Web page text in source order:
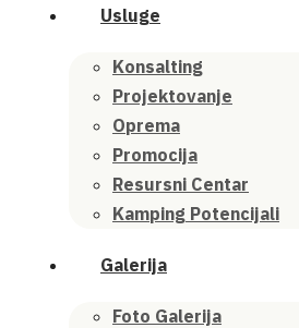
Usluge
Konsalting
Projektovanje
Oprema
Promocija
Resursni Centar
Kamping Potencijali
Galerija
Foto Galerija